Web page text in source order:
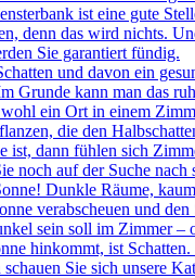
ist eine gute
denn das wird nichts.
Sie garantiert fündig.
und davon ein
Grunde kann man das
ein Ort in einem
die den
ist, dann fühlen sich
noch auf der Suche
Dunkle Räume,
verabscheuen und
sein soll im Zimmer
hinkommt, ist
Sie sich unsere